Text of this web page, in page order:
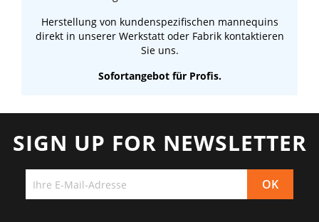
Herstellung von kundenspezifischen mannequins
direkt in unserer Werkstatt oder Fabrik kontaktieren
Sie uns.
Sofortangebot für Profis.
SIGN UP FOR NEWSLETTER